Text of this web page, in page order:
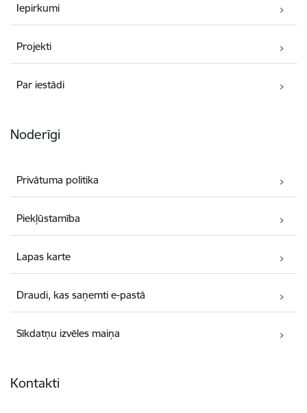
Iepirkumi
Projekti
Par iestādi
Noderīgi
Privātuma politika
Piekļūstamība
Lapas karte
Draudi, kas saņemti e-pastā
Sīkdatņu izvēles maiņa
Kontakti